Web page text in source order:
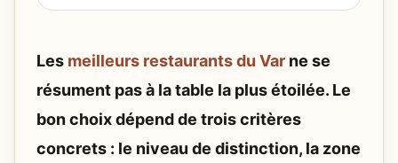
Les meilleurs restaurants du Var ne se
résument pas à la table la plus étoilée. Le
bon choix dépend de trois critères
concrets : le niveau de distinction, la zone